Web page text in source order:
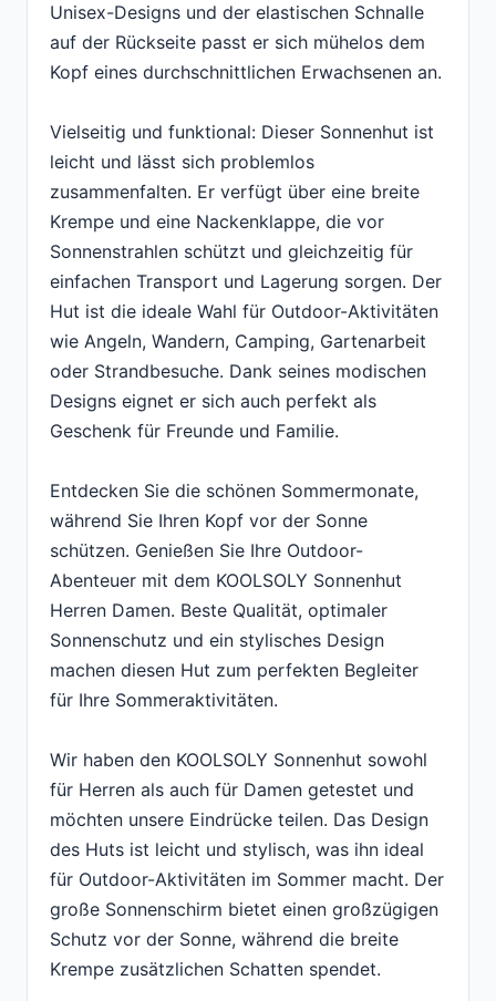
Unisex-Designs und der elastischen Schnalle
auf der Rückseite passt er sich mühelos dem
Kopf eines durchschnittlichen Erwachsenen an.
Vielseitig und funktional: Dieser Sonnenhut ist
leicht und lässt sich problemlos
zusammenfalten. Er verfügt über eine breite
Krempe und eine Nackenklappe, die vor
Sonnenstrahlen schützt und gleichzeitig für
einfachen Transport und Lagerung sorgen. Der
Hut ist die ideale Wahl für Outdoor-Aktivitäten
wie Angeln, Wandern, Camping, Gartenarbeit
oder Strandbesuche. Dank seines modischen
Designs eignet er sich auch perfekt als
Geschenk für Freunde und Familie.
Entdecken Sie die schönen Sommermonate,
während Sie Ihren Kopf vor der Sonne
schützen. Genießen Sie Ihre Outdoor-
Abenteuer mit dem KOOLSOLY Sonnenhut
Herren Damen. Beste Qualität, optimaler
Sonnenschutz und ein stylisches Design
machen diesen Hut zum perfekten Begleiter
für Ihre Sommeraktivitäten.
Wir haben den KOOLSOLY Sonnenhut sowohl
für Herren als auch für Damen getestet und
möchten unsere Eindrücke teilen. Das Design
des Huts ist leicht und stylisch, was ihn ideal
für Outdoor-Aktivitäten im Sommer macht. Der
große Sonnenschirm bietet einen großzügigen
Schutz vor der Sonne, während die breite
Krempe zusätzlichen Schatten spendet.